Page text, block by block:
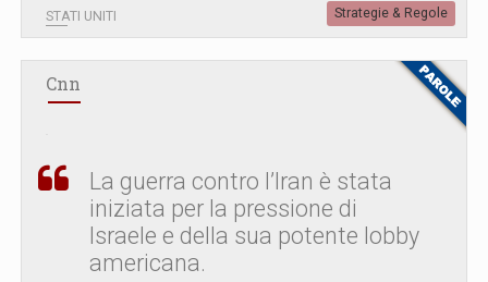
STATI UNITI Strategie & Regole
Cnn
La guerra contro l’Iran è stata
iniziata per la pressione di
Israele e della sua potente lobby
americana.